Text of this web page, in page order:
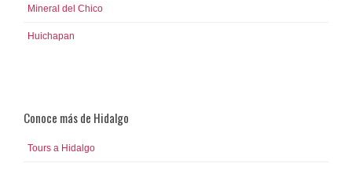
Mineral del Chico
Huichapan
Conoce más de Hidalgo
Tours a Hidalgo